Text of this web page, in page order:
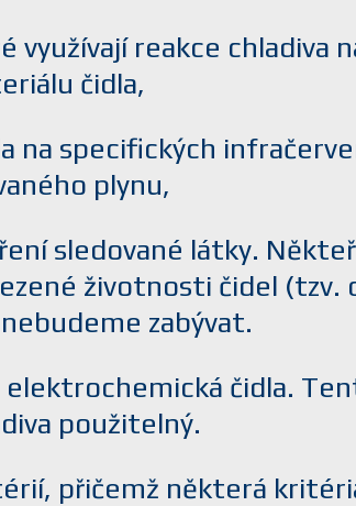
reakce chladiva
čidla,
na specifických
plynu,
sledované látky.
životnosti čidel (tzv.
zabývat.
čidla.
použitelný.
přičemž některá